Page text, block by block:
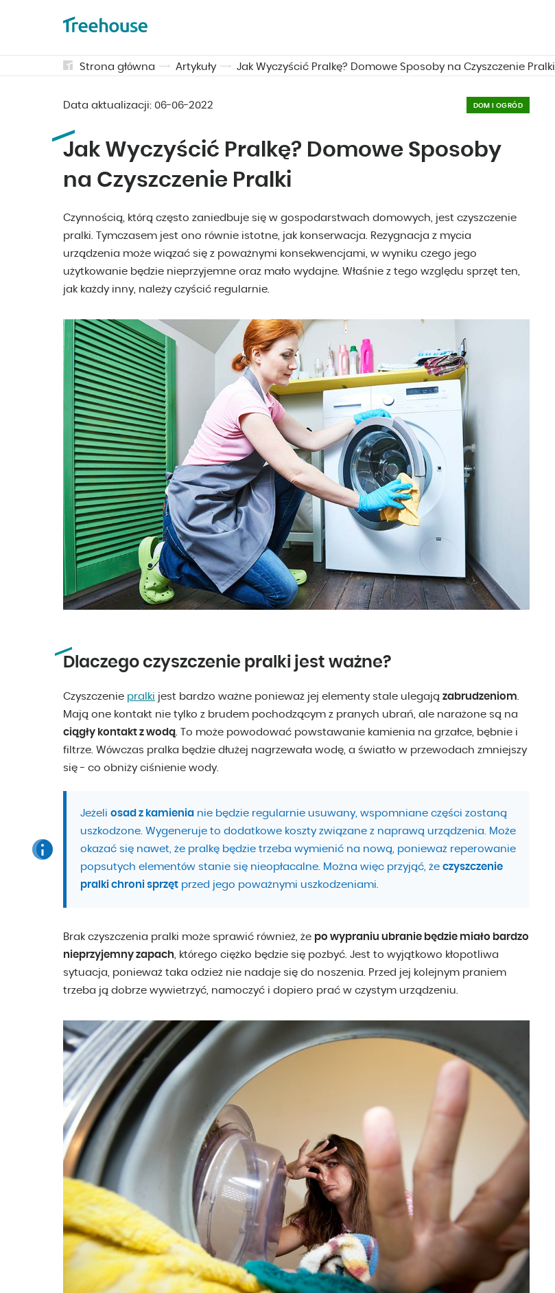
Strona główna Artykuły Jak Wyczyścić Pralkę? Domowe Sposoby na Czyszczenie Pralki
Data aktualizacji: 06-06-2022 DOM I OGRÓD
Jak Wyczyścić Pralkę? Domowe Sposoby
na Czyszczenie Pralki
Czynnością, którą często zaniedbuje się w gospodarstwach domowych, jest czyszczenie
pralki. Tymczasem jest ono równie istotne, jak konserwacja. Rezygnacja z mycia
urządzenia może wiązać się z poważnymi konsekwencjami, w wyniku czego jego
użytkowanie będzie nieprzyjemne oraz mało wydajne. Właśnie z tego względu sprzęt ten,
jak każdy inny, należy czyścić regularnie.
Dlaczego czyszczenie pralki jest ważne?
Czyszczenie pralki jest bardzo ważne ponieważ jej elementy stale ulegają zabrudzeniom.
Mają one kontakt nie tylko z brudem pochodzącym z pranych ubrań, ale narażone są na
ciągły kontakt z wodą. To może powodować powstawanie kamienia na grzałce, bębnie i
filtrze. Wówczas pralka będzie dłużej nagrzewała wodę, a światło w przewodach zmniejszy
się - co obniży ciśnienie wody.
Jeżeli osad z kamienia nie będzie regularnie usuwany, wspomniane części zostaną
uszkodzone. Wygeneruje to dodatkowe koszty związane z naprawą urządzenia. Może
okazać się nawet, że pralkę będzie trzeba wymienić na nową, ponieważ reperowanie
popsutych elementów stanie się nieopłacalne. Można więc przyjąć, że czyszczenie
pralki chroni sprzęt przed jego poważnymi uszkodzeniami.
Brak czyszczenia pralki może sprawić również, że po wypraniu ubranie będzie miało bardzo
nieprzyjemny zapach, którego ciężko będzie się pozbyć. Jest to wyjątkowo kłopotliwa
sytuacja, ponieważ taka odzież nie nadaje się do noszenia. Przed jej kolejnym praniem
trzeba ją dobrze wywietrzyć, namoczyć i dopiero prać w czystym urządzeniu.